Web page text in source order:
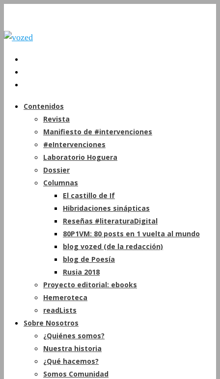
Contenidos
Revista
Manifiesto de #intervenciones
#eIntervenciones
Laboratorio Hoguera
Dossier
Columnas
El castillo de If
Hibridaciones sinápticas
Reseñas #literaturaDigital
80P1VM: 80 posts en 1 vuelta al mundo
blog vozed (de la redacción)
blog de Poesía
Rusia 2018
Proyecto editorial: ebooks
Hemeroteca
readLists
Sobre Nosotros
¿Quiénes somos?
Nuestra historia
¿Qué hacemos?
Somos Comunidad